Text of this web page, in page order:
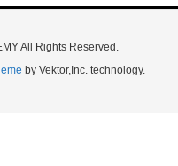
All Rights Reserved.
by Vektor,Inc. technology.